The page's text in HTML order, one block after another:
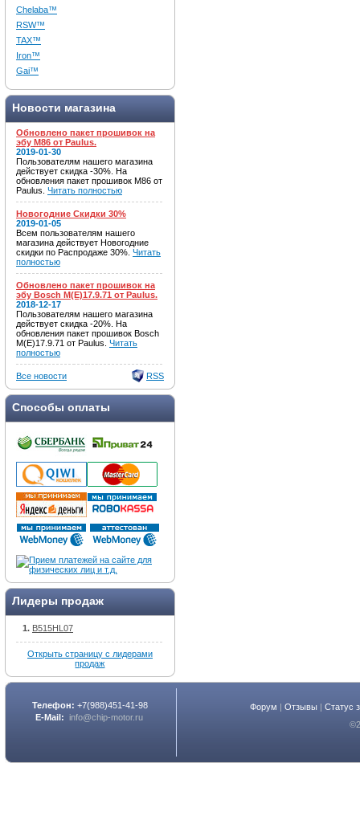
Chelaba™
RSW™
TAX™
Iron™
Gai™
Новости магазина
Обновлено пакет прошивок на
эбу M86 от Paulus.
2019-01-30
Пользователям нашего магазина
действует скидка -30%. На
обновления пакет прошивок M86 от
Paulus. Читать полностью
Новогодние Скидки 30%
2019-01-05
Всем пользователям нашего
магазина действует Новогодние
скидки по Распродаже 30%. Читать
полностью
Обновлено пакет прошивок на
эбу Bosch M(E)17.9.71 от Paulus.
2018-12-17
Пользователям нашего магазина
действует скидка -20%. На
обновления пакет прошивок Bosch
M(E)17.9.71 от Paulus. Читать
полностью
Все новости RSS
Способы оплаты
Лидеры продаж
B515HL07
Открыть страницу с лидерами
продаж
Телефон: +7(988)451-41-98
E-Mail: info@chip-motor.ru
Форум |Отзывы |Статус